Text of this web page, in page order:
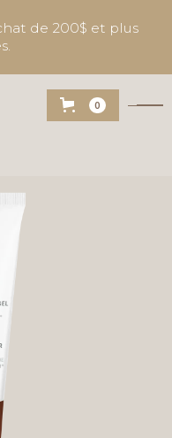
de 200$ et plus
0